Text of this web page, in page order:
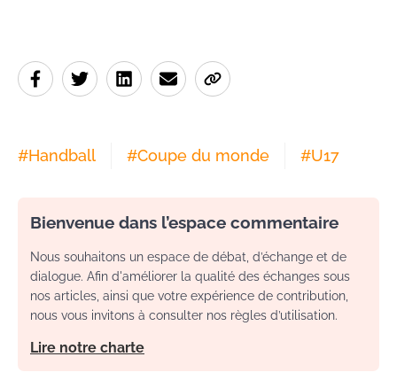
#Handball #Coupe du monde #U17
Bienvenue dans l’espace commentaire
Nous souhaitons un espace de débat, d’échange et de
dialogue. Afin d'améliorer la qualité des échanges sous
nos articles, ainsi que votre expérience de contribution,
nous vous invitons à consulter nos règles d’utilisation.
Lire notre charte